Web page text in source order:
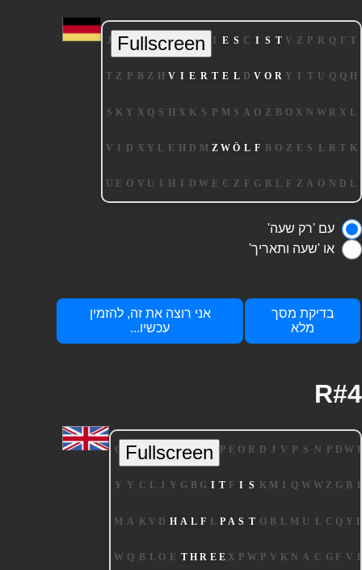
עם 'רק שעה'
או 'שעה ותאריך'
בדיקת מסך
מלא
אני רוצה את זה, להזמין
עכשיו...
R#4